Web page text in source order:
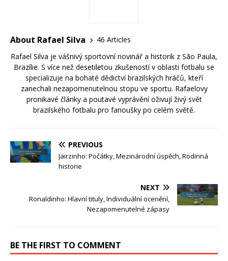
About Rafael Silva
46 Articles
Rafael Silva je vášnivý sportovní novinář a historik z São Paula,
Brazílie. S více než desetiletou zkušeností v oblasti fotbalu se
specializuje na bohaté dědictví brazilských hráčů, kteří
zanechali nezapomenutelnou stopu ve sportu. Rafaelovy
pronikavé články a poutavé vyprávění oživují živý svět
brazilského fotbalu pro fanoušky po celém světě.
PREVIOUS
Jairzinho: Počátky, Mezinárodní úspěch, Rodinná
historie
NEXT
Ronaldinho: Hlavní tituly, Individuální ocenění,
Nezapomenutelné zápasy
BE THE FIRST TO COMMENT